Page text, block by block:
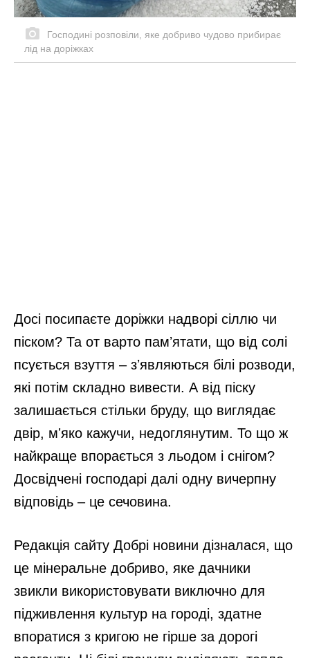
Господині розповіли, яке добриво чудово прибирає
лід на доріжках
Досі посипаєте доріжки надворі сіллю чи
піском? Та от варто памʼятати, що від солі
псується взуття – зʼявляються білі розводи,
які потім складно вивести. А від піску
залишається стільки бруду, що виглядає
двір, мʼяко кажучи, недоглянутим. То що ж
найкраще впорається з льодом і снігом?
Досвідчені господарі далі одну вичерпну
відповідь – це сечовина.
Редакція сайту Добрі новини дізналася, що
це мінеральне добриво, яке дачники
звикли використовувати виключно для
підживлення культур на городі, здатне
впоратися з кригою не гірше за дорогі